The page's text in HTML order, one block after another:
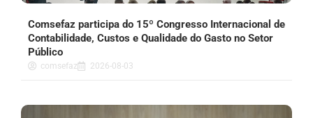
Comsefaz participa do 15º Congresso Internacional de
Contabilidade, Custos e Qualidade do Gasto no Setor
Público
comsefaz 2026-08-03